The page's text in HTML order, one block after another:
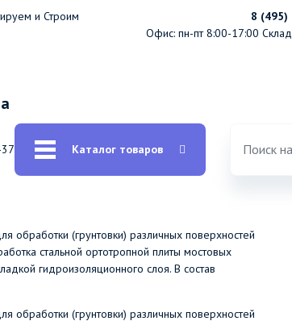
и Строим
8
Офис: пн-пт 8:00-17:00
Каталог товаров
(грунтовки) различных поверхностей
стальной ортотропной плиты мостовых
гидроизоляционного слоя. В состав
(грунтовки) различных поверхностей